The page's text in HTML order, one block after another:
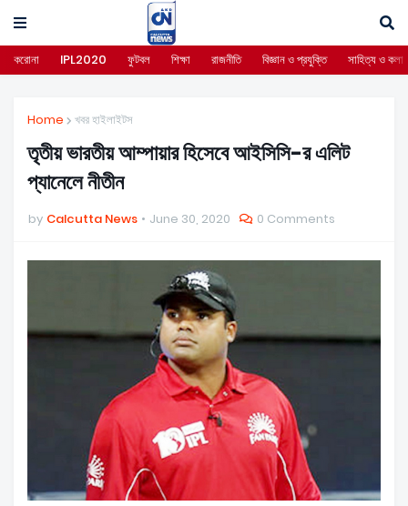
করোনা IPL2020 ফুটবল শিক্ষা রাজনীতি বিজ্ঞান ও প্রযুক্তি সাহিত্য ও কলা
Home খবর হাইলাইটস
তৃতীয় ভারতীয় আম্পায়ার হিসেবে আইসিসি-র এলিট
প্যানেলে নীতীন
by Calcutta News June 30, 2020 0 Comments